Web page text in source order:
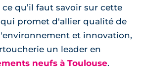
qu’il faut savoir sur cette
promet d'allier qualité de
et innovation,
un leader en
neufs à Toulouse.